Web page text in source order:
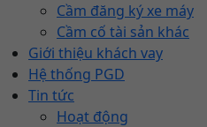
Cầm đăng ký xe máy
Cầm cố tài sản khác
Giới thiệu khách vay
Hệ thống PGD
Tin tức
Hoạt động